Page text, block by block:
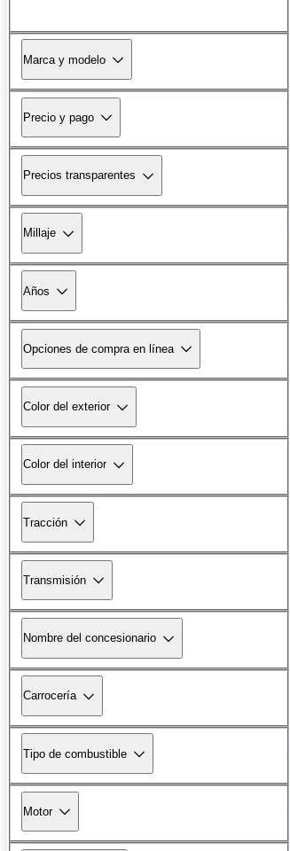
Marca y modelo
Precio y pago
Precios transparentes
Millaje
Años
Opciones de compra en línea
Color del exterior
Color del interior
Tracción
Transmisión
Nombre del concesionario
Carrocería
Tipo de combustible
Motor